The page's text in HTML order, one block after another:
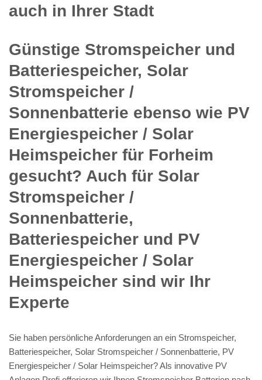
auch in Ihrer Stadt
Günstige Stromspeicher und
Batteriespeicher, Solar
Stromspeicher /
Sonnenbatterie ebenso wie PV
Energiespeicher / Solar
Heimspeicher für Forheim
gesucht? Auch für Solar
Stromspeicher /
Sonnenbatterie,
Batteriespeicher und PV
Energiespeicher / Solar
Heimspeicher sind wir Ihr
Experte
Sie haben persönliche Anforderungen an ein Stromspeicher,
Batteriespeicher, Solar Stromspeicher / Sonnenbatterie, PV
Energiespeicher / Solar Heimspeicher? Als innovative PV